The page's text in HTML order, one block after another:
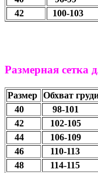
42
100-103
Размерная сетка
Размер Обхват
40
98-101
42
102-105
44
106-109
46
110-113
48
114-115